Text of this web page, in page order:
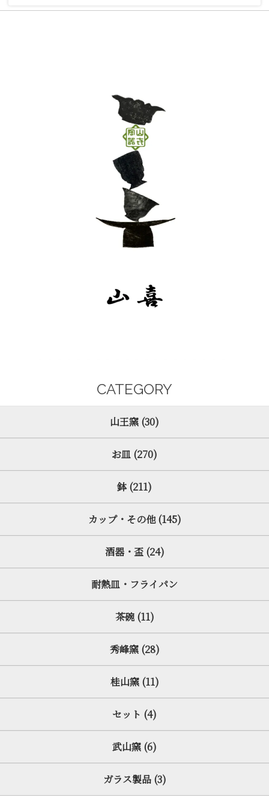
CATEGORY
山王窯 (30)
お皿 (270)
鉢 (211)
カップ・その他 (145)
酒器・盃 (24)
耐熱皿・フライパン
茶碗 (11)
秀峰窯 (28)
桂山窯 (11)
セット (4)
武山窯 (6)
ガラス製品 (3)